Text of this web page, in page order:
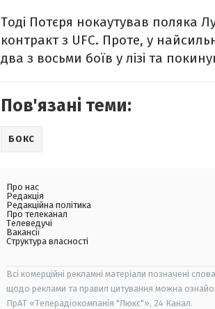
Тоді Потєря нокаутував поляка
контракт з UFC. Проте, у
два з восьми боїв у лізі та
Пов'язані теми:
БОКС
Про нас
Редакція
Редакційна політика
Про телеканал
Телеведучі
Вакансії
Структура власності
Всі комерційні рекламні матеріали позначені
щодо реклами та правил цитування можна
ПрАТ «Телерадіокомпанія "Люкс"», 24 Канал.